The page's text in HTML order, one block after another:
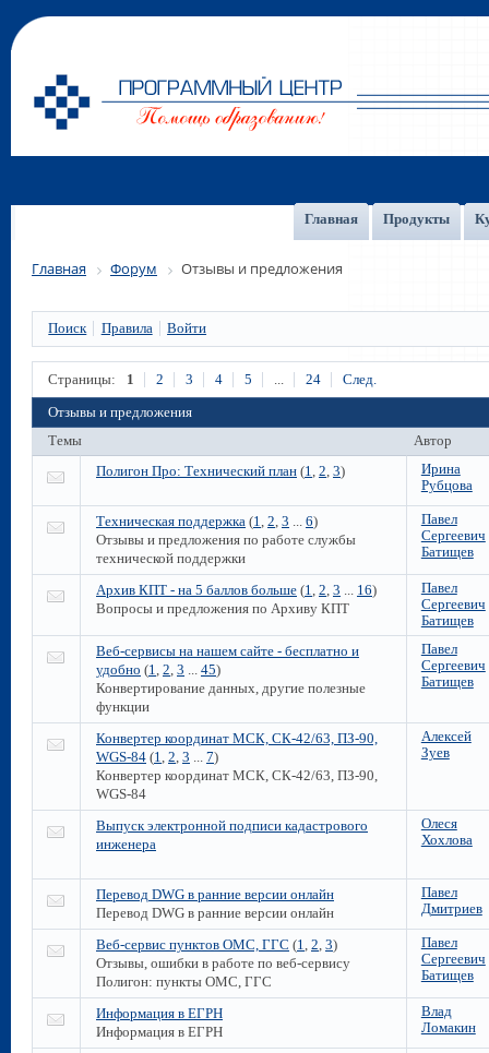
Главная Продукты
Главная Форум Отзывы и предложения
Поиск Правила Войти
Страницы: 1 2 3 4 5 24 След.
Отзывы и предложения
Темы
Автор
Полигон Про: Технический план (1, 2, 3)
Ирина
Рубцова
Техническая поддержка (1, 2, 3 ... 6)
Отзывы и предложения по работе службы
технической поддержки
Павел
Сергеевич
Батищев
Архив КПТ - на 5 баллов больше (1, 2, 3 ... 16)
Вопросы и предложения по Архиву КПТ
Павел
Сергеевич
Батищев
Веб-сервисы на нашем сайте - бесплатно и
удобно (1, 2, 3 ... 45)
Конвертирование данных, другие полезные
функции
Павел
Сергеевич
Батищев
Конвертер координат МСК, СК-42/63, ПЗ-90,
WGS-84 (1, 2, 3 ... 7)
Конвертер координат МСК, СК-42/63, ПЗ-90,
WGS-84
Алексей
Зуев
Выпуск электронной подписи кадастрового
инженера
Олеся
Хохлова
Перевод DWG в ранние версии онлайн
Перевод DWG в ранние версии онлайн
Павел
Дмитриев
Веб-сервис пунктов ОМС, ГГС (1, 2, 3)
Отзывы, ошибки в работе по веб-сервису
Полигон: пункты ОМС, ГГС
Павел
Сергеевич
Батищев
Информация в ЕГРН
Информация в ЕГРН
Влад
Ломакин